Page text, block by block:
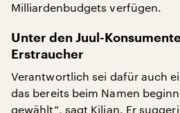
Milliardenbudgets verfügen.
Unter den Juul-
Erstraucher
Verantwortlich sei dafür auch
das bereits beim Namen
gewählt“, sagt Kilian. Er